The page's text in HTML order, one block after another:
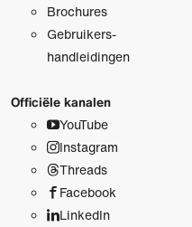
Brochures
Gebruikers­
handleidingen
Officiële kanalen
YouTube
Instagram
Threads
Facebook
LinkedIn